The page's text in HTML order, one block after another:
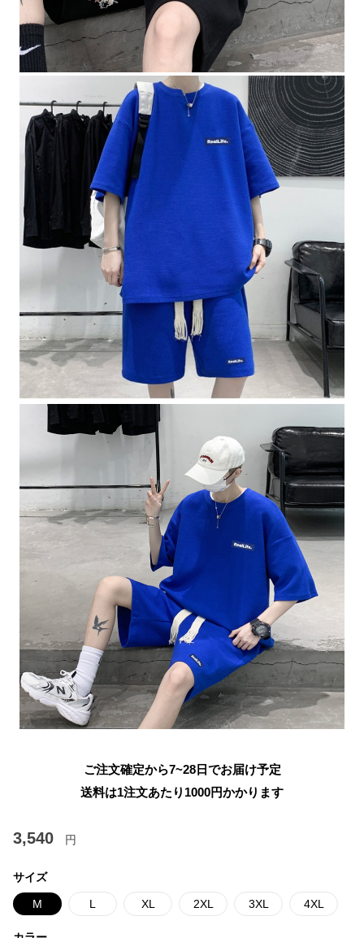
ご注文確定から7~28日でお届け予定
送料は1注文あたり 1000円かかります
3,540 円
サイズ
M L XL 2XL 3XL 4XL